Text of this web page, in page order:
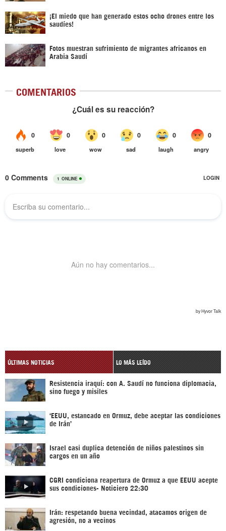
¡El miedo que han generado estos ocho drones entre los
saudíes!
Fotos muestran sufrimiento de migrantes africanos en
Arabia Saudí
COMENTARIOS
ÚLTIMAS NOTICIAS LO MÁS LEÍDO
Resistencia iraquí: con A. Saudí no funciona diplomacia,
sino fuego y misiles
‘EEUU, estancado en Ormuz, debe aceptar las condiciones
de Irán’
Israel casi duplica detención de niños palestinos sin
cargos en un año
CGRI condiciona reapertura de Ormuz a que EEUU acepte
sus condiciones- Noticiero 22:30
Irán: respetando buena vecindad, atacamos origen de
agresión, no a vecinos